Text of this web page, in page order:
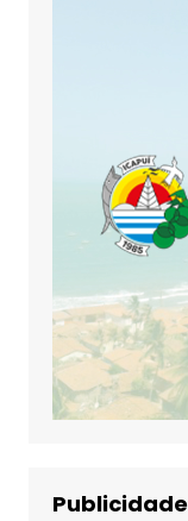
Publicidade